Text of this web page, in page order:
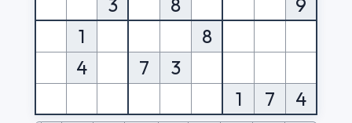
1
8
4
7
3
1
7 4